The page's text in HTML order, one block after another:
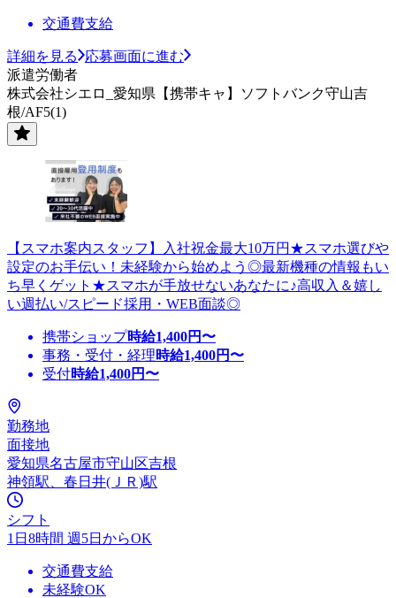
交通費支給
詳細を見る
応募画面に進む
派遣労働者
株式会社シエロ_愛知県【携帯キャ】ソフトバンク守山吉
根/AF5(1)
【スマホ案内スタッフ】入社祝金最大10万円★スマホ選びや
設定のお手伝い！未経験から始めよう◎最新機種の情報もい
ち早くゲット★スマホが手放せないあなたに♪高収入＆嬉し
い週払い/スピード採用・WEB面談◎
携帯ショップ時給1,400円〜
事務・受付・経理時給1,400円〜
受付時給1,400円〜
勤務地
面接地
愛知県名古屋市守山区吉根
神領駅、春日井(ＪＲ)駅
シフト
1日8時間 週5日からOK
交通費支給
未経験OK